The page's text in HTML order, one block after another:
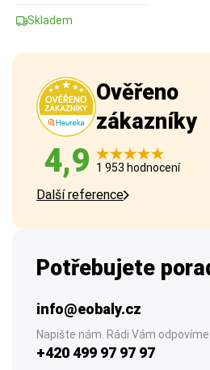
Skladem
Ověřeno
zákazníky
4,9 1 953 hodnocení
Další reference
Potřebujete
info@eobaly.cz
Napište nám. Rádi Vám
+420 499 97 97 97